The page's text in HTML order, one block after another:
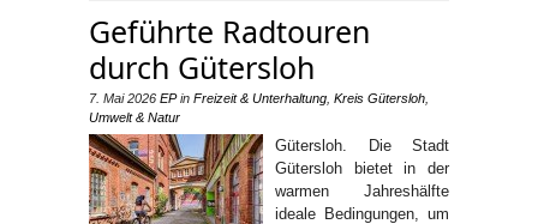
Geführte Radtouren
durch Gütersloh
7. Mai 2026 EPin Freizeit & Unterhaltung Kreis Gütersloh
Umwelt & Natur
Gütersloh. Die Stadt
Gütersloh bietet in der
warmen Jahreshälfte
ideale Bedingungen, um